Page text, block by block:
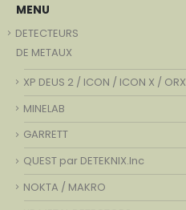
MENU
DETECTEURS
DE METAUX
XP DEUS 2 / ICON / ICON X / ORX
MINELAB
GARRETT
QUEST par DETEKNIX.Inc
NOKTA / MAKRO